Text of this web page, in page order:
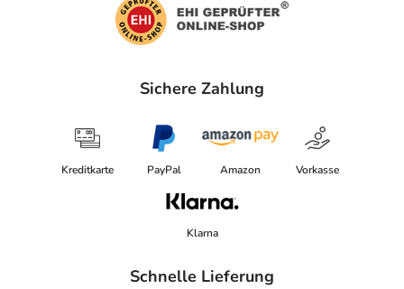
Sichere Zahlung
Kreditkarte PayPal Amazon Vorkasse
Klarna
Schnelle Lieferung